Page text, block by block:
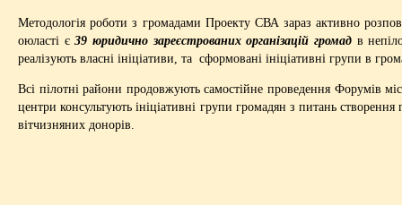
Методологія роботи з громадами Проекту СВА зараз активно
оюласті є39 юридично зареєстрованих організацій громад в
реалізують власні ініціативи, та сформовані ініціативні групи в
Всі пілотні райони продовжують самостійне проведення Форумів
центри консультують ініціативні групи громадян з питань
вітчизняних донорів.